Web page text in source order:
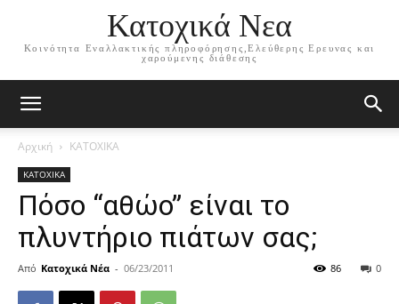
Κατοχικά Νεα
Κοινότητα Εναλλακτικής πληροφόρησης,Ελεύθερης Ερευνας και
χαρούμενης διάθεσης
Αρχική ΚΑΤΟΧΙΚΑ
ΚΑΤΟΧΙΚΑ
Πόσο “αθώο” είναι το
πλυντήριο πιάτων σας;
Από Κατοχικά Νέα - 06/23/2011 0
86